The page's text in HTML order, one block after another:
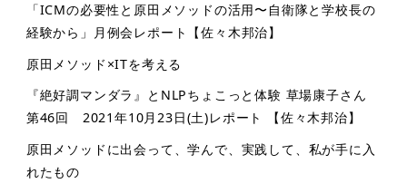
「ICMの必要性と原田メソッドの活用〜自衛隊と学校長の
経験から」月例会レポート【佐々木邦治】
原田メソッド×ITを考える
『絶好調マンダラ』とNLPちょこっと体験 草場康子さん
第46回 2021年10月23日(土)レポート 【佐々木邦治】
原田メソッドに出会って、学んで、実践して、私が手に入
れたもの